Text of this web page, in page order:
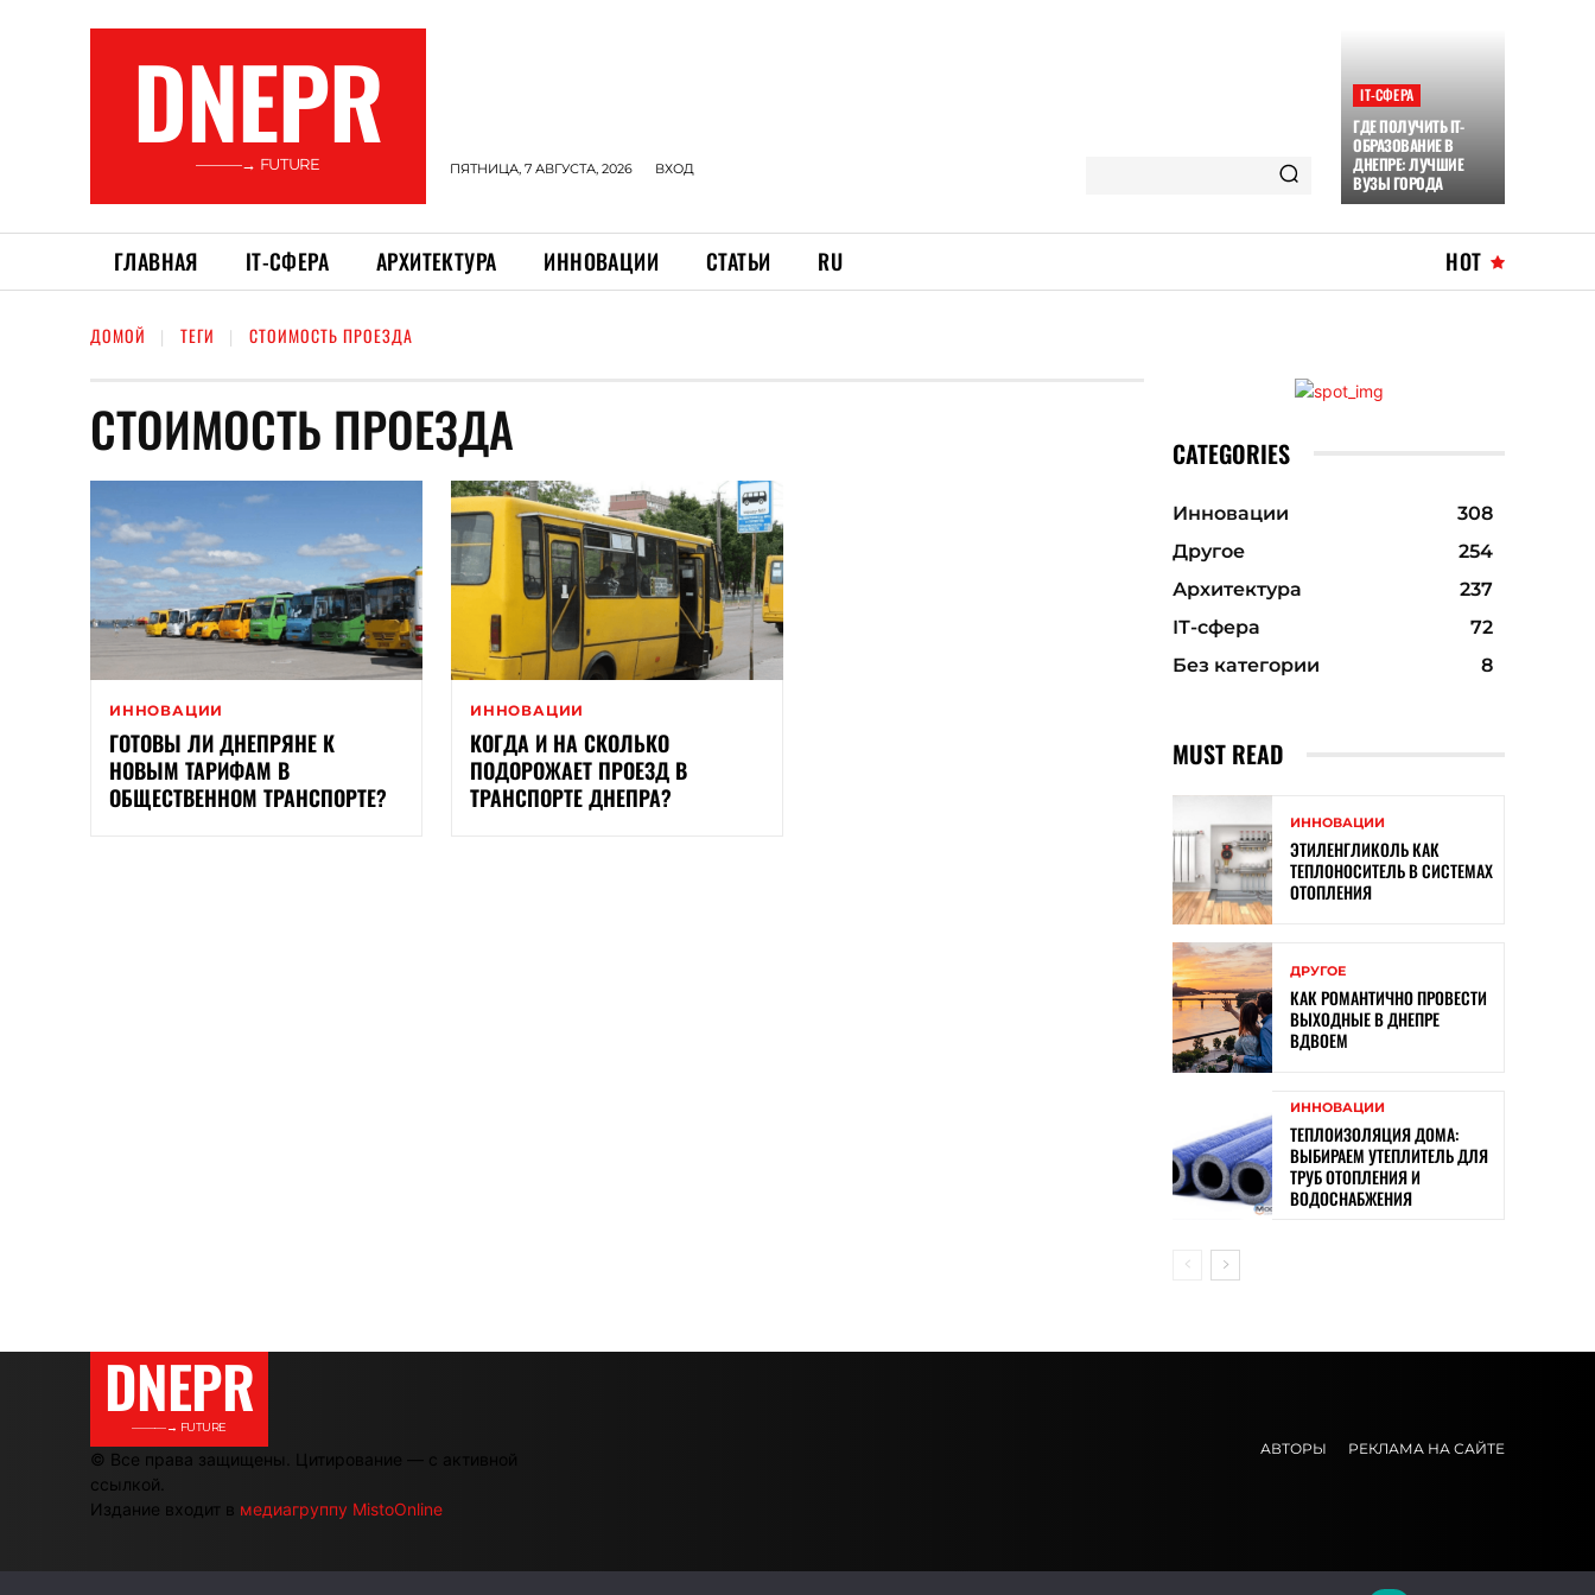
DNEPR
———→ FUTURE ПЯТНИЦА, 7 АВГУСТА, 2026 ВХОД
ІТ-СФЕРА
ГДЕ ПОЛУЧИТЬ IT-
ОБРАЗОВАНИЕ В
ДНЕПРЕ: ЛУЧШИЕ
ВУЗЫ ГОРОДА
ГЛАВНАЯ ІТ-СФЕРА АРХИТЕКТУРА ИННОВАЦИИ СТАТЬИ RU HOT
ДОМОЙ ТЕГИ СТОИМОСТЬ ПРОЕЗДА
СТОИМОСТЬ ПРОЕЗДА
ИННОВАЦИИ
ГОТОВЫ ЛИ ДНЕПРЯНЕ К
НОВЫМ ТАРИФАМ В
ОБЩЕСТВЕННОМ ТРАНСПОРТЕ?
ИННОВАЦИИ
КОГДА И НА СКОЛЬКО
ПОДОРОЖАЕТ ПРОЕЗД В
ТРАНСПОРТЕ ДНЕПРА?
CATEGORIES
Инновации
308
Другое
254
Архитектура
237
ІТ-сфера
72
Без категории
8
MUST READ
ИННОВАЦИИ
ЭТИЛЕНГЛИКОЛЬ КАК
ТЕПЛОНОСИТЕЛЬ В СИСТЕМАХ
ОТОПЛЕНИЯ
ДРУГОЕ
КАК РОМАНТИЧНО ПРОВЕСТИ
ВЫХОДНЫЕ В ДНЕПРЕ
ВДВОЕМ
ИННОВАЦИИ
ТЕПЛОИЗОЛЯЦИЯ ДОМА:
ВЫБИРАЕМ УТЕПЛИТЕЛЬ ДЛЯ
ТРУБ ОТОПЛЕНИЯ И
ВОДОСНАБЖЕНИЯ
DNEPR
———→ FUTURE
© Все права защищены. Цитирование — с активной
ссылкой.
Издание входит в медиагруппу MistoOnline
АВТОРЫ РЕКЛАМА НА САЙТЕ